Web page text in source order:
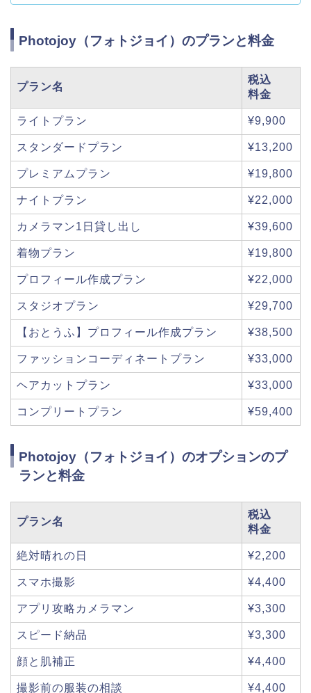
Photojoy（フォトジョイ）のプランと料金
プラン名
税込
料金
ライトプラン ¥9,900
スタンダードプラン ¥13,200
プレミアムプラン ¥19,800
ナイトプラン ¥22,000
カメラマン1日貸し出し ¥39,600
着物プラン ¥19,800
プロフィール作成プラン ¥22,000
スタジオプラン ¥29,700
【おとうふ】プロフィール作成プラン ¥38,500
ファッションコーディネートプラン ¥33,000
ヘアカットプラン ¥33,000
コンプリートプラン ¥59,400
Photojoy（フォトジョイ）のオプションのプ
ランと料金
プラン名
税込
料金
絶対晴れの日 ¥2,200
スマホ撮影 ¥4,400
アプリ攻略カメラマン ¥3,300
スピード納品 ¥3,300
顔と肌補正 ¥4,400
撮影前の服装の相談 ¥4,400